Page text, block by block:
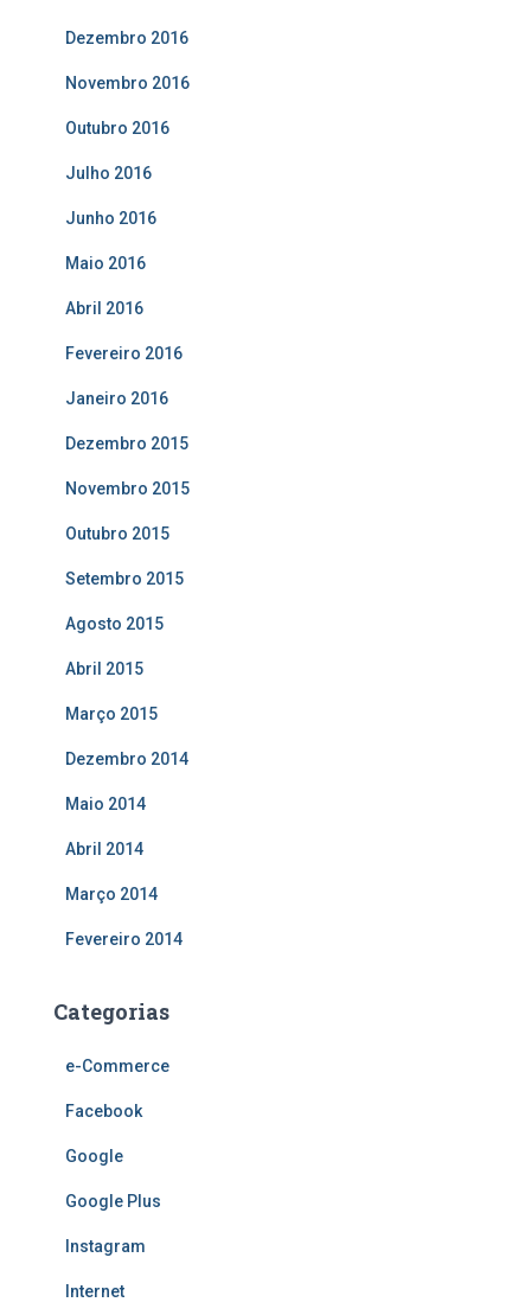
Dezembro 2016
Novembro 2016
Outubro 2016
Julho 2016
Junho 2016
Maio 2016
Abril 2016
Fevereiro 2016
Janeiro 2016
Dezembro 2015
Novembro 2015
Outubro 2015
Setembro 2015
Agosto 2015
Abril 2015
Março 2015
Dezembro 2014
Maio 2014
Abril 2014
Março 2014
Fevereiro 2014
Categorias
e-Commerce
Facebook
Google
Google Plus
Instagram
Internet